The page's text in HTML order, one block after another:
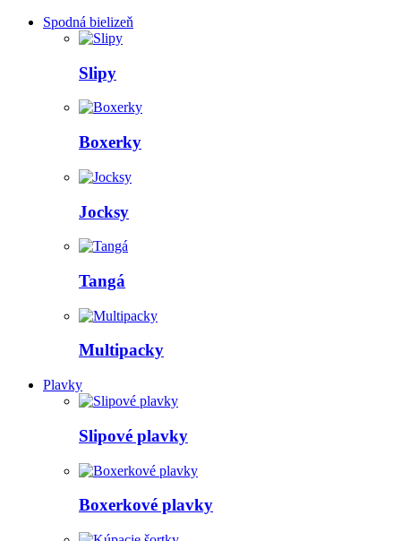
Spodná bielizeň
Slipy
Boxerky
Jocksy
Tangá
Multipacky
Plavky
Slipové plavky
Boxerkové plavky